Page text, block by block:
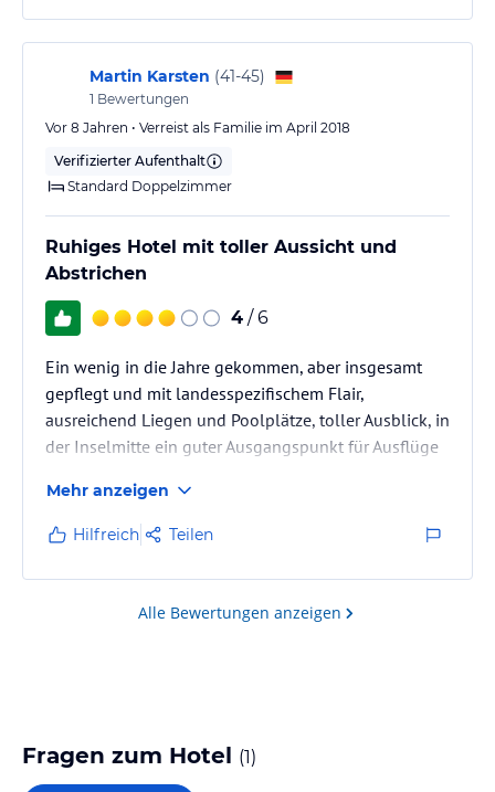
Martin Karsten (41-45)
1 Bewertungen
Vor 8 Jahren • Verreist als Familie im April 2018
Verifizierter Aufenthalt
Standard Doppelzimmer
Ruhiges Hotel mit toller Aussicht und
Abstrichen
4 / 6
Ein wenig in die Jahre gekommen, aber insgesamt
gepflegt und mit landesspezifischem Flair,
ausreichend Liegen und Poolplätze, toller Ausblick, in
der Inselmitte ein guter Ausgangspunkt für Ausflüge
Mehr anzeigen
Hilfreich Teilen
Alle Bewertungen anzeigen
Fragen zum Hotel (1)